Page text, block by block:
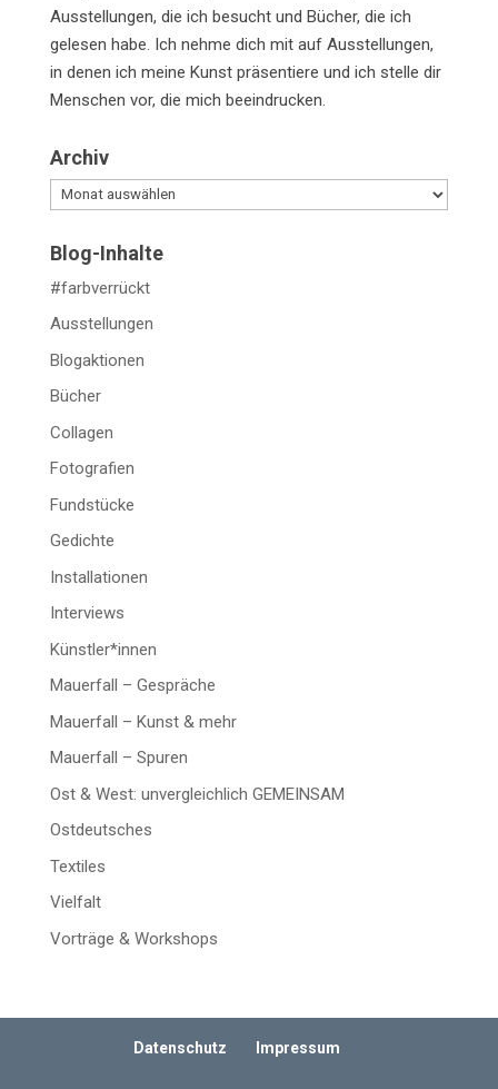
Ausstellungen, die ich besucht und Bücher, die ich
gelesen habe. Ich nehme dich mit auf Ausstellungen,
in denen ich meine Kunst präsentiere und ich stelle dir
Menschen vor, die mich beeindrucken.
Archiv
Archiv
Blog-Inhalte
#farbverrückt
Ausstellungen
Blogaktionen
Bücher
Collagen
Fotografien
Fundstücke
Gedichte
Installationen
Interviews
Künstler*innen
Mauerfall – Gespräche
Mauerfall – Kunst & mehr
Mauerfall – Spuren
Ost & West: unvergleichlich GEMEINSAM
Ostdeutsches
Textiles
Vielfalt
Vorträge & Workshops
Datenschutz Impressum